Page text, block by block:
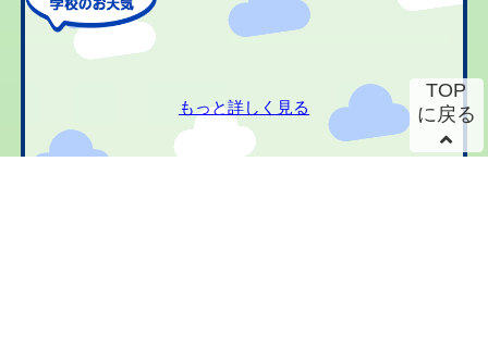
もっと詳しく見る
TOP
に戻る